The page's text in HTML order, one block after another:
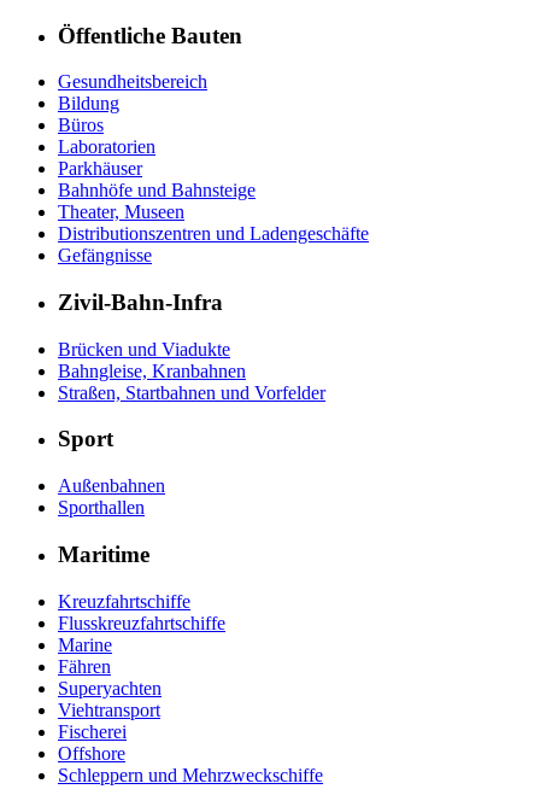
Öffentliche Bauten
Gesundheitsbereich
Bildung
Büros
Laboratorien
Parkhäuser
Bahnhöfe und Bahnsteige
Theater, Museen
Distributionszentren und Ladengeschäfte
Gefängnisse
Zivil-Bahn-Infra
Brücken und Viadukte
Bahngleise, Kranbahnen
Straßen, Startbahnen und Vorfelder
Sport
Außenbahnen
Sporthallen
Maritime
Kreuzfahrtschiffe
Flusskreuzfahrtschiffe
Marine
Fähren
Superyachten
Viehtransport
Fischerei
Offshore
Schleppern und Mehrzweckschiffe